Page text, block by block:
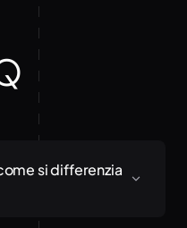
si differenzia